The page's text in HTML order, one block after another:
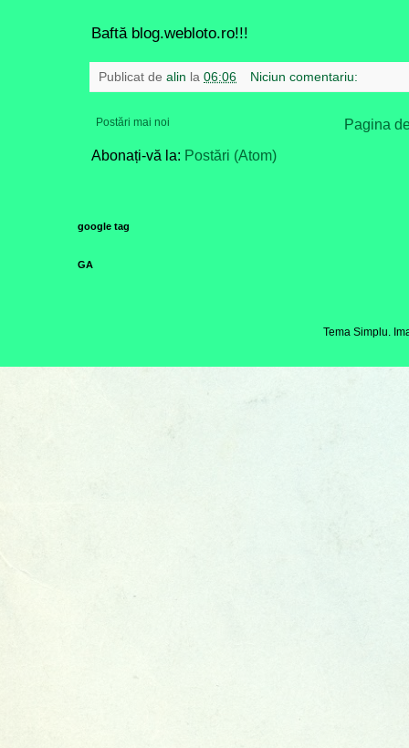
Baftă blog.webloto.ro!!!
Publicat de alin la 06:06 Niciun comentariu:
Postări mai noi
Pagina
Abonați-vă la: Postări (Atom)
google tag
GA
Tema Simplu.